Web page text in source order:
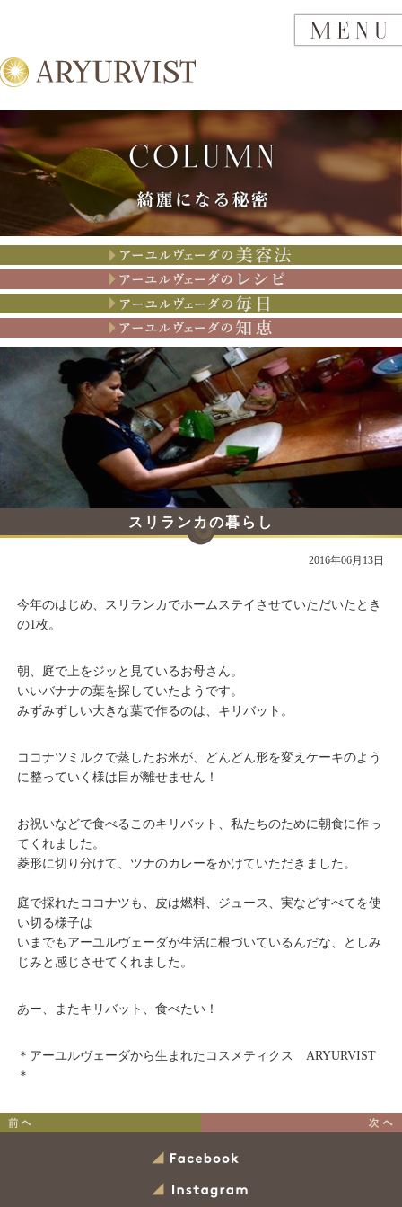
アーユルヴェーダの美容法
アーユルヴェーダのレシピ
アーユルヴェーダの思考
アーユルヴェーダの知恵
スリランカの暮らし
2016年06月13日
今年のはじめ、スリランカでホームステイさせていただいたとき
の1枚。
朝、庭で上をジッと見ているお母さん。
いいバナナの葉を探していたようです。
みずみずしい大きな葉で作るのは、キリバット。
ココナツミルクで蒸したお米が、どんどん形を変えケーキのよう
に整っていく様は目が離せません！
お祝いなどで食べるこのキリバット、私たちのために朝食に作っ
てくれました。
菱形に切り分けて、ツナのカレーをかけていただきました。
庭で採れたココナツも、皮は燃料、ジュース、実などすべてを使
い切る様子は
いまでもアーユルヴェーダが生活に根づいているんだな、としみ
じみと感じさせてくれました。
あー、またキリバット、食べたい！
＊アーユルヴェーダから生まれたコスメティクス ARYURVIST
＊
Facebook